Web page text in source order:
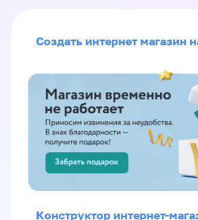
Создать интернет магазин
Конструктор интернет-